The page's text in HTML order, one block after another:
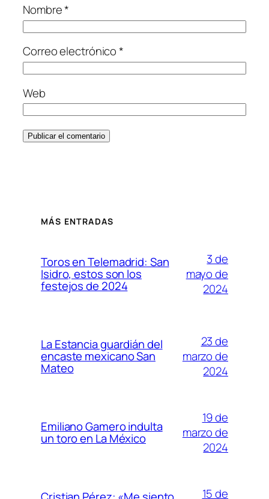
Nombre*
Correo electrónico*
Web
MÁS ENTRADAS
Toros en Telemadrid: San
Isidro, estos son los
festejos de 2024
3 de
mayo de
2024
La Estancia guardián del
encaste mexicano San
Mateo
23 de
marzo de
2024
Emiliano Gamero indulta
un toro en La México
19 de
marzo de
2024
15 de